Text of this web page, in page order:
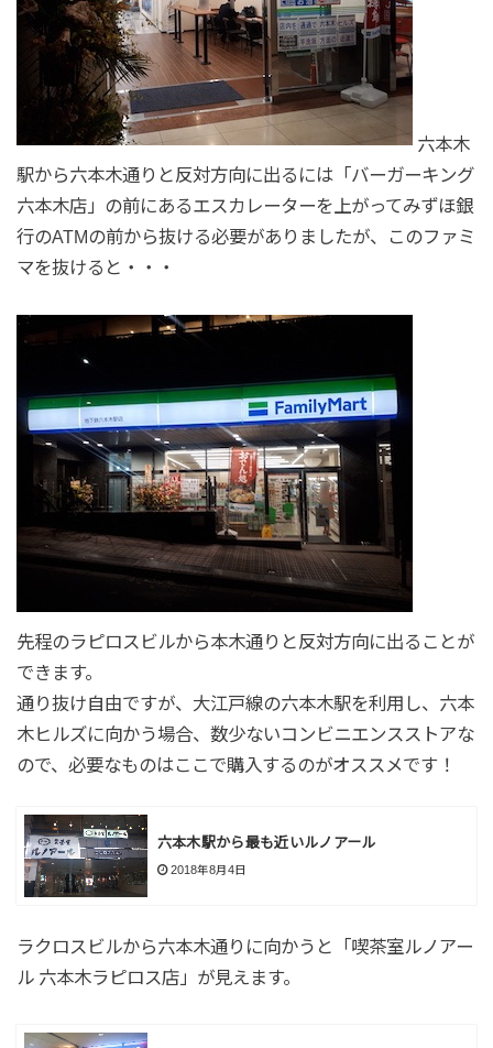
六本木
駅から六本木通りと反対方向に出るには「バーガーキング
六本木店」の前にあるエスカレーターを上がってみずほ銀
行のATMの前から抜ける必要がありましたが、このファミ
マを抜けると・・・
先程のラピロスビルから本木通りと反対方向に出ることが
できます。
通り抜け自由ですが、大江戸線の六本木駅を利用し、六本
木ヒルズに向かう場合、数少ないコンビニエンスストアな
ので、必要なものはここで購入するのがオススメです！
六本木駅から最も近いルノアール
2018年8月4日
ラクロスビルから六本木通りに向かうと「喫茶室ルノアー
ル 六本木ラピロス店」が見えます。